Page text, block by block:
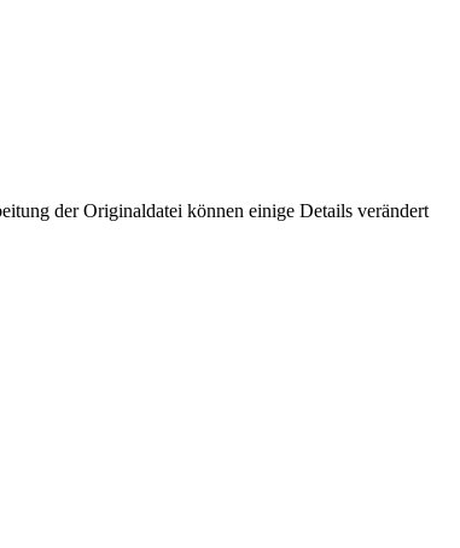
der Originaldatei können einige Details verändert